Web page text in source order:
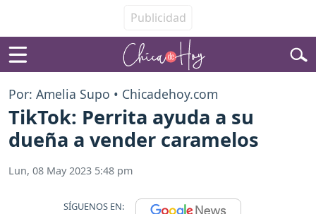
Por: Amelia Supo • Chicadehoy.com
TikTok: Perrita ayuda a su
dueña a vender caramelos
Lun, 08 May 2023 5:48 pm
SÍGUENOS EN: